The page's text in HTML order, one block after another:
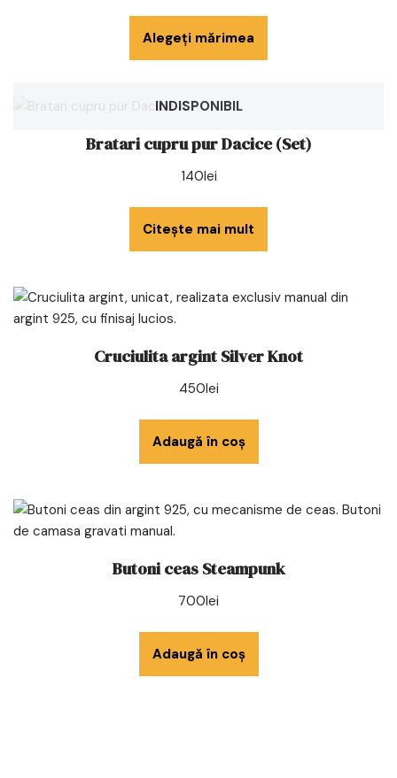
Alegeți mărimea
INDISPONIBIL
Bratari cupru pur Dacice (Set)
140lei
Citește mai mult
Cruciulita argint Silver Knot
450lei
Adaugă în coș
Butoni ceas Steampunk
700lei
Adaugă în coș